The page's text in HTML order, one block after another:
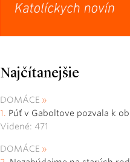
Najčítanejšie
DOMÁCE
Púť v Gaboltove pozvala k
Videné: 471
DOMÁCE